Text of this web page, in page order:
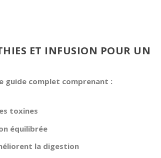
ET INFUSION POUR UN
guide complet comprenant :
toxines
équilibrée
la digestion